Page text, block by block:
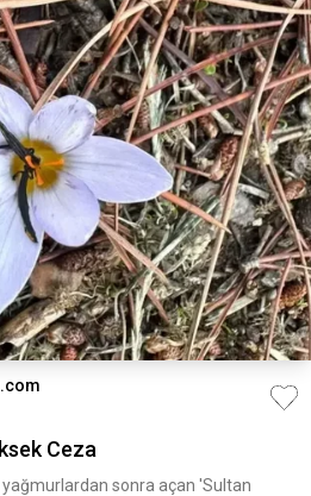
Ceza
yağmurlardan sonra açan 'Sultan